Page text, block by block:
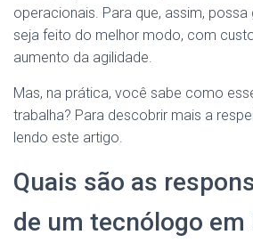
operacionais. Para que, assim, possa
seja feito do melhor modo, com
aumento da agilidade.
Mas, na prática, você sabe como
trabalha? Para descobrir mais a
lendo este artigo.
Quais são as
de um tecnólogo em